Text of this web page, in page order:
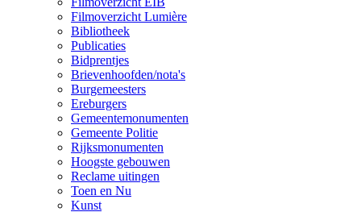
Filmoverzicht Lumière
Bibliotheek
Publicaties
Bidprentjes
Brievenhoofden/nota's
Burgemeesters
Ereburgers
Gemeentemonumenten
Gemeente Politie
Rijksmonumenten
Hoogste gebouwen
Reclame uitingen
Toen en Nu
Kunst